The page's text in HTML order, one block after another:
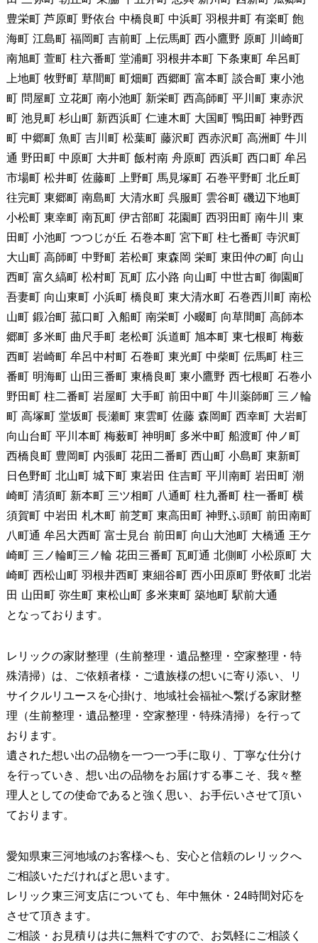
豊栄町 芦原町 野依台 中橋良町 中浜町 羽根井町 有楽町 飽
海町 江島町 福岡町 吉前町 上伝馬町 西小鷹野 原町 川崎町
南旭町 萱町 柱六番町 堂浦町 羽根井本町 下条東町 牟呂町
上地町 牧野町 草間町 町畑町 西郷町 富本町 談合町 東小池
町 問屋町 立花町 南小池町 新栄町 西高師町 平川町 東赤沢
町 池見町 杉山町 新西浜町 仁連木町 大国町 鴨田町 神野西
町 中郷町 魚町 吉川町 松葉町 藤沢町 西赤沢町 高洲町 牛川
通 野田町 中原町 大井町 飯村南 舟原町 西浜町 西口町 牟呂
市場町 松井町 佐藤町 上野町 馬見塚町 石巻平野町 北丘町
往完町 東郷町 南島町 大清水町 呉服町 雲谷町 磯辺下地町
小松町 東幸町 南瓦町 伊古部町 花園町 西羽田町 南牛川 東
田町 小池町 つつじが丘 石巻本町 宮下町 柱七番町 寺沢町
大山町 高師町 中野町 若松町 東森岡 栄町 東田仲の町 向山
西町 富久縞町 松村町 瓦町 広小路 向山町 中世古町 御園町
吾妻町 向山東町 小浜町 橋良町 東大清水町 石巻西川町 南松
山町 鍛冶町 菰口町 入船町 南栄町 小畷町 向草間町 高師本
郷町 多米町 曲尺手町 老松町 浜道町 旭本町 東七根町 梅薮
西町 岩崎町 牟呂中村町 石巻町 東光町 中柴町 伝馬町 柱三
番町 明海町 山田三番町 東橋良町 東小鷹野 西七根町 石巻小
野田町 柱二番町 岩屋町 大手町 前田中町 牛川薬師町 三ノ輪
町 高塚町 堂坂町 長瀬町 東雲町 佐藤 森岡町 西幸町 大岩町
向山台町 平川本町 梅薮町 神明町 多米中町 船渡町 仲ノ町
西橋良町 豊岡町 内張町 花田二番町 西山町 小島町 東新町
日色野町 北山町 城下町 東岩田 住吉町 平川南町 岩田町 潮
崎町 清須町 新本町 三ツ相町 八通町 柱九番町 柱一番町 横
須賀町 中岩田 札木町 前芝町 東高田町 神野ふ頭町 前田南町
八町通 牟呂大西町 富士見台 前田町 向山大池町 大橋通 王ケ
崎町 三ノ輪町三ノ輪 花田三番町 瓦町通 北側町 小松原町 大
崎町 西松山町 羽根井西町 東細谷町 西小田原町 野依町 北岩
田 山田町 弥生町 東松山町 多米東町 築地町 駅前大通
となっております。
レリックの家財整理（生前整理・遺品整理・空家整理・特
殊清掃）は、ご依頼者様・ご遺族様の想いに寄り添い、リ
サイクルリユースを心掛け、地域社会福祉へ繋げる家財整
理（生前整理・遺品整理・空家整理・特殊清掃）を行って
おります。
遺された想い出の品物を一つ一つ手に取り、丁寧な仕分け
を行っていき、想い出の品物をお届けする事こそ、我々整
理人としての使命であると強く思い、お手伝いさせて頂い
ております。
愛知県東三河地域のお客様へも、安心と信頼のレリックへ
ご相談いただければと思います。
レリック東三河支店についても、年中無休・24時間対応を
させて頂きます。
ご相談・お見積りは共に無料ですので、お気軽にご相談く